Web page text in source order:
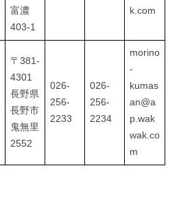
富濃
403-1
k.com
〒381-
4301
長野県
長野市
鬼無里
2552
026-
256-
2233
026-
256-
2234
morino
-
kumas
an@a
p.wak
wak.co
m